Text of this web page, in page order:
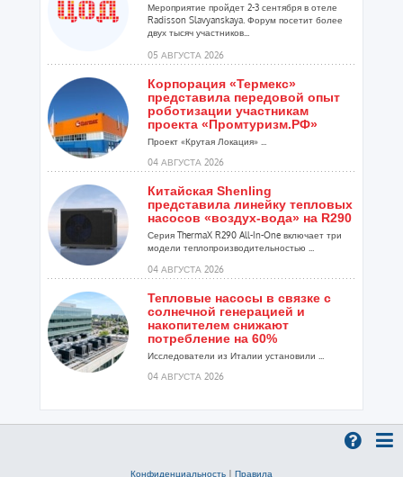
Мероприятие пройдет 2-3 сентября в отеле
Radisson Slavyanskaya. Форум посетит более
двух тысяч участников...
05 АВГУСТА 2026
Корпорация «Термекс»
представила передовой опыт
роботизации участникам
проекта «Промтуризм.РФ»
Проект «Крутая Локация» ...
04 АВГУСТА 2026
Китайская Shenling
представила линейку тепловых
насосов «воздух-вода» на R290
Серия ThermaX R290 All-In-One включает три
модели теплопроизводительностью ...
04 АВГУСТА 2026
Тепловые насосы в связке с
солнечной генерацией и
накопителем снижают
потребление на 60%
Исследователи из Италии установили ...
04 АВГУСТА 2026
Конфиденциальность | Правила